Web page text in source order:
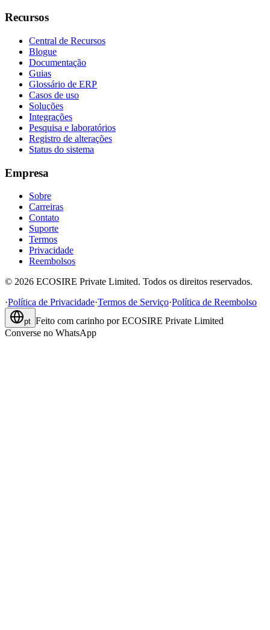
Recursos
Central de Recursos
Blogue
Documentação
Guias
Glossário de ERP
Casos de uso
Soluções
Integrações
Pesquisa e laboratórios
Registro de alterações
Status do sistema
Empresa
Sobre
Carreiras
Contato
Suporte
Termos
Privacidade
Reembolsos
© 2026 ECOSIRE Private Limited. Todos os direitos reservados.
·Política de Privacidade·Termos de Serviço·Política de Reembolso
pt Feito com carinho por ECOSIRE Private Limited
Converse no WhatsApp